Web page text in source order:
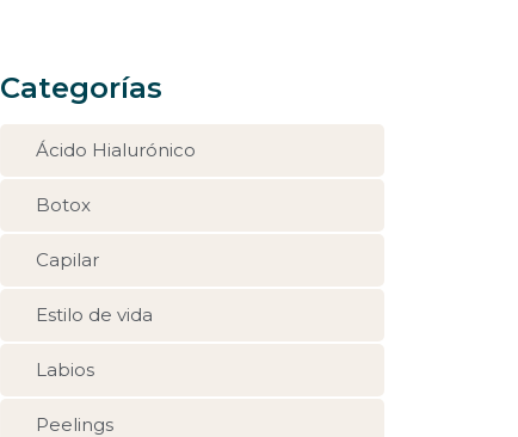
Categorías
Ácido Hialurónico
Botox
Capilar
Estilo de vida
Labios
Peelings